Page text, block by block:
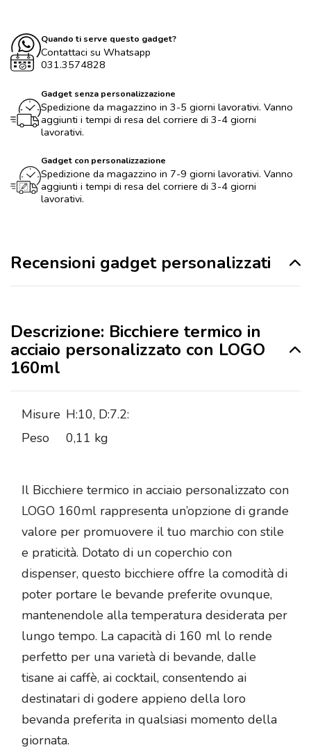
Quando ti serve questo gadget?
Contattaci su Whatsapp
031.3574828
Gadget senza personalizzazione
Spedizione da magazzino in 3-5 giorni lavorativi. Vanno
aggiunti i tempi di resa del corriere di 3-4 giorni
lavorativi.
Gadget con personalizzazione
Spedizione da magazzino in 7-9 giorni lavorativi. Vanno
aggiunti i tempi di resa del corriere di 3-4 giorni
lavorativi.
Recensioni gadget personalizzati
Descrizione: Bicchiere termico in
acciaio personalizzato con LOGO
160ml
Misure H:10, D:7.2:
Peso
0,11 kg
Il Bicchiere termico in acciaio personalizzato con
LOGO 160ml rappresenta un’opzione di grande
valore per promuovere il tuo marchio con stile
e praticità. Dotato di un coperchio con
dispenser, questo bicchiere offre la comodità di
poter portare le bevande preferite ovunque,
mantenendole alla temperatura desiderata per
lungo tempo. La capacità di 160 ml lo rende
perfetto per una varietà di bevande, dalle
tisane ai caffè, ai cocktail, consentendo ai
destinatari di godere appieno della loro
bevanda preferita in qualsiasi momento della
giornata.